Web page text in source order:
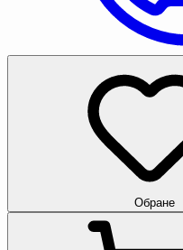
Обране